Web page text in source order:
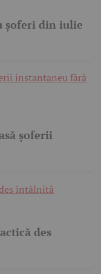
șoferi din iulie
șoferii
des